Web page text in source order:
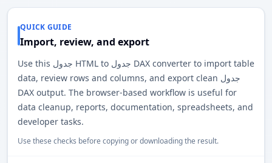
QUICK GUIDE
Import, review, and export
Use this جدول HTML to جدول DAX converter to import table
data, review rows and columns, and export clean جدول
DAX output. The browser-based workflow is useful for
data cleanup, reports, documentation, spreadsheets, and
developer tasks.
Use these checks before copying or downloading the result.